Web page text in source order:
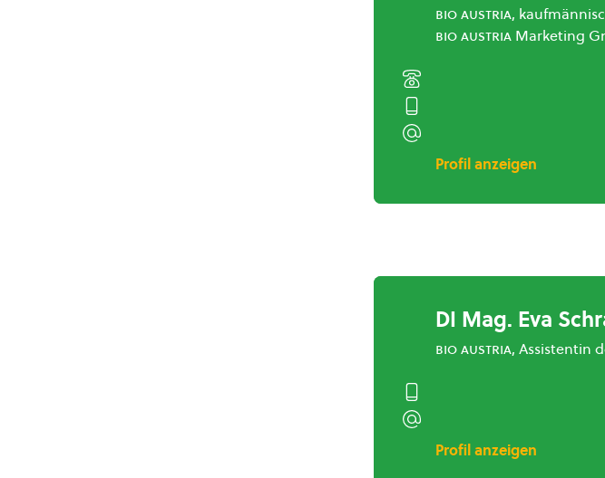
bio austria,
bio austria Marketing
Profil anzeigen
DI Mag. Eva
bio austria, Assistentin
Profil anzeigen